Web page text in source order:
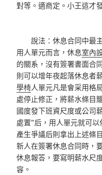
對等。適商定。小王這才
說法：休息合同中最主
用人單元而言，休息室內
的關系，沒有簽署書面合
則可以增年夜起落休息者
學椅人單元凡是會采用格
處停止修正，將薪水條目
國度發下班資尺度或公司
處置”后，用人單元就可以
產生爭議后則拿出上述條
新人在簽署休息合同時，
休息報答，要寫明薪水尺
容。